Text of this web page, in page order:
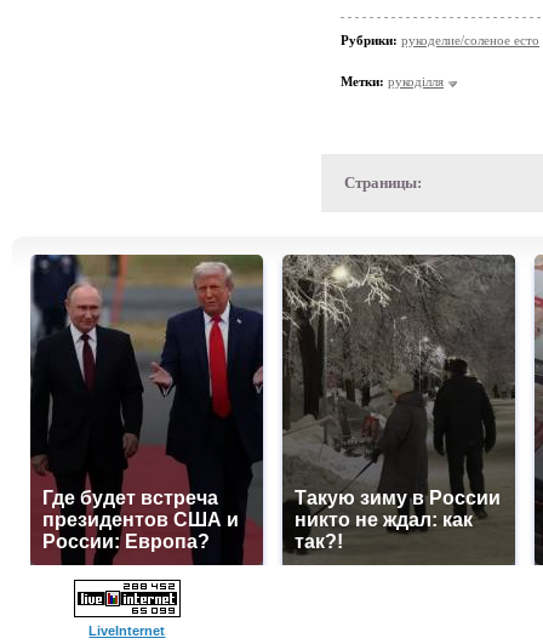
Рубрики: рукоделие/соленое есто
Метки: рукоділля
Страницы:
Где будет встреча
президентов США и
России: Европа?
Такую зиму в России
никто не ждал: как
так?!
LiveInternet